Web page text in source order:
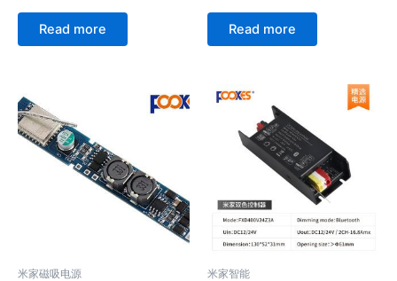
Read more Read more
米家磁吸电源 米家智能